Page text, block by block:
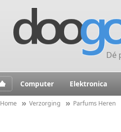
Dé
Computer Elektronica
Home Verzorging Parfums Heren